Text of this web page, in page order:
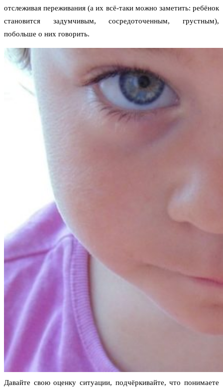
отслеживая переживания (а их всё-таки можно заметить: ребёнок
становится задумчивым, сосредоточенным, грустным),
побольше о них говорить.
Давайте свою оценку ситуации, подчёркивайте, что понимаете